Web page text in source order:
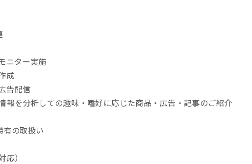
ニター実施
成
告配信
報を分析しての趣味・嗜好に応じた商品・広告・記事のご紹介
有の取扱い
）